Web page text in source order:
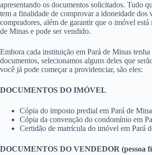
apresentando os documentos solicitados. Tudo
tem a finalidade de comprovar a idoneidade dos
compradores, além de garantir que o imóvel está
de Minas e pode ser vendido.
Embora cada instituição em Pará de Minas
documentos, selecionamos alguns deles que
você já pode começar a providenciar, são eles:
DOCUMENTOS DO IMÓVEL
Cópia do imposto predial em Pará de
Cópia da convenção do condomínio em
Certidão de matrícula do imóvel em Pará
DOCUMENTOS DO VENDEDOR (pessoa